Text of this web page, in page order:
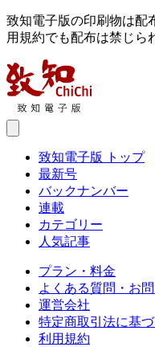
致知電子版の印刷物は配
用規約でも配布は禁じら
致知電子版 トップ
最新号
バックナンバー
連載
カテゴリー
人気記事
プラン・料金
よくある質問・お
運営会社
特定商取引法に基
利用規約